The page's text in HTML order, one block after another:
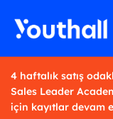
4 haftalık satış
Sales Leader
için kayıtlar devam